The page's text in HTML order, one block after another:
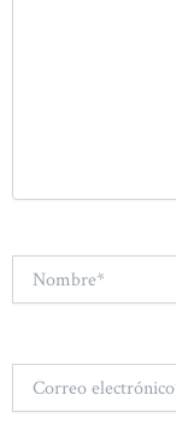
electrónico*